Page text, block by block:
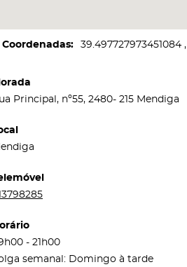
Coordenadas 39.497727973451084
Principal, nº55, 2480- 215 Mendiga
- 21h00
semanal: Domingo à tarde